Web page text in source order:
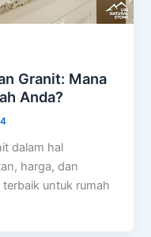
Granit: Mana
Anda?
dalam hal
harga, dan
untuk rumah